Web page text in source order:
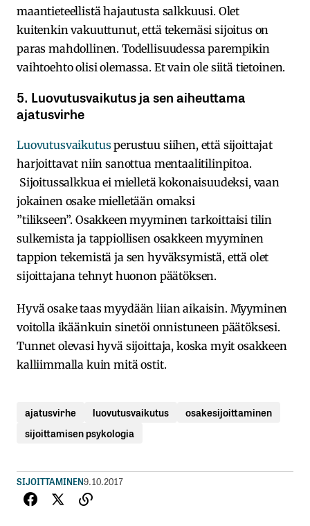
maantieteellistä hajautusta salkkuusi. Olet
kuitenkin vakuuttunut, että tekemäsi sijoitus on
paras mahdollinen. Todellisuudessa parempikin
vaihtoehto olisi olemassa. Et vain ole siitä tietoinen.
5. Luovutusvaikutus ja sen aiheuttama
ajatusvirhe
Luovutusvaikutusperustuu siihen, että sijoittajat
harjoittavat niin sanottua mentaalitilinpitoa.
Sijoitussalkkua ei mielletä kokonaisuudeksi, vaan
jokainen osake mielletään omaksi
”tilikseen”. Osakkeen myyminen tarkoittaisi tilin
sulkemista ja tappiollisen osakkeen myyminen
tappion tekemistä ja sen hyväksymistä, että olet
sijoittajana tehnyt huonon päätöksen.
Hyvä osake taas myydään liian aikaisin. Myyminen
voitolla ikäänkuin sinetöi onnistuneen päätöksesi.
Tunnet olevasi hyvä sijoittaja, koska myit osakkeen
kalliimmalla kuin mitä ostit.
ajatusvirhe luovutusvaikutus
osakesijoittaminen
sijoittamisen psykologia
SIJOITTAMINEN9.10.2017